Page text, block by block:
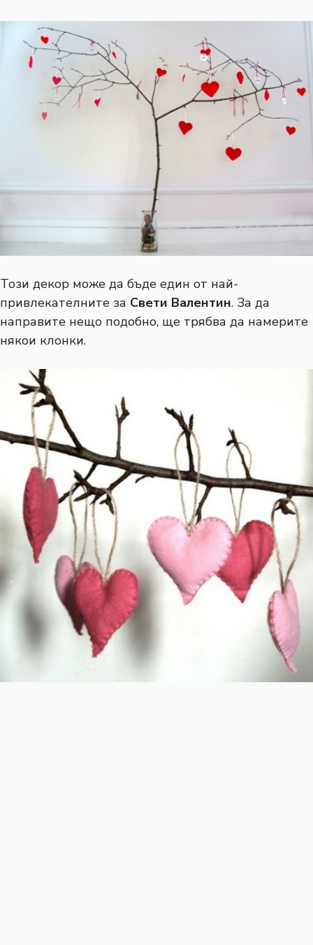
Този декор може да бъде един от най-
привлекателните за Свети Валентин. За да
направите нещо подобно, ще трябва да намерите
някои клонки.